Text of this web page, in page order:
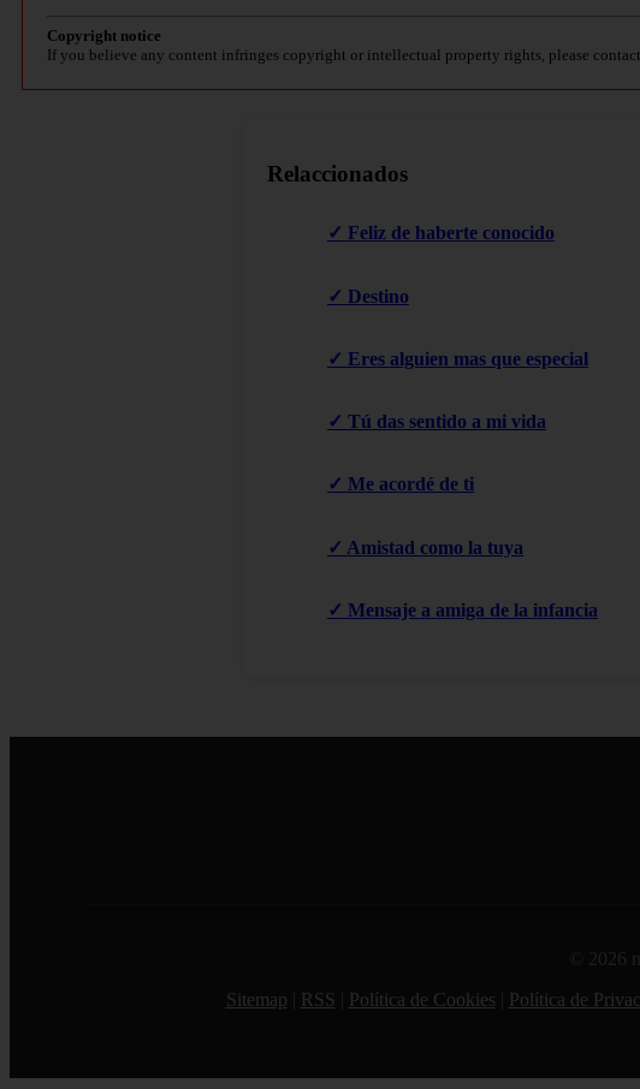
Copyright notice
If you believe any content infringes copyright or intellectual property rights, please contact
Relaccionados
✓ Feliz de haberte conocido
✓ Destino
✓ Eres alguien mas que especial
✓ Tú das sentido a mi vida
✓ Me acordé de ti
✓ Amistad como la tuya
✓ Mensaje a amiga de la infancia
© 2026
Sitemap
RSS Política de Cookies Política de